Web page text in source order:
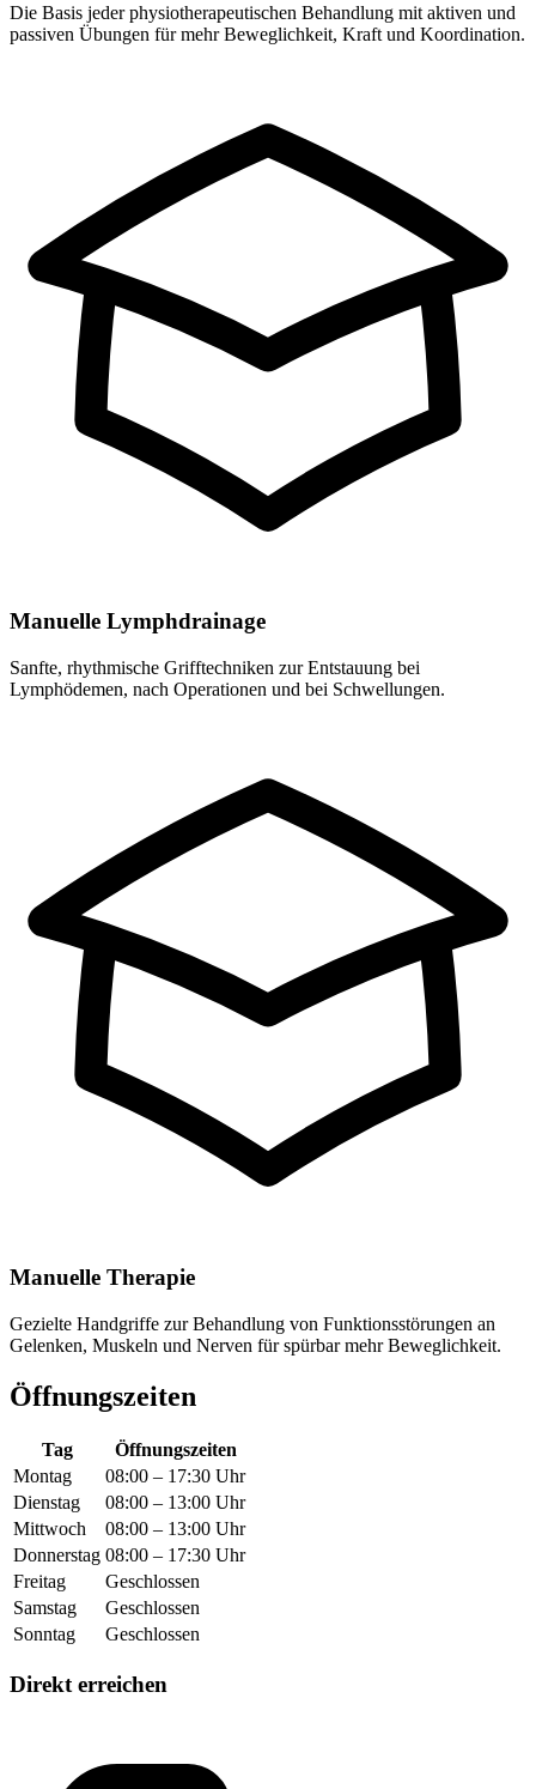
Die Basis jeder physiotherapeutischen Behandlung mit aktiven und
passiven Übungen für mehr Beweglichkeit, Kraft und Koordination.
Manuelle Lymphdrainage
Sanfte, rhythmische Grifftechniken zur Entstauung bei
Lymphödemen, nach Operationen und bei Schwellungen.
Manuelle Therapie
Gezielte Handgriffe zur Behandlung von Funktionsstörungen an
Gelenken, Muskeln und Nerven für spürbar mehr Beweglichkeit.
Öffnungszeiten
Tag
Öffnungszeiten
Montag
08:00 – 17:30 Uhr
Dienstag
08:00 – 13:00 Uhr
Mittwoch
08:00 – 13:00 Uhr
Donnerstag 08:00 – 17:30 Uhr
Freitag
Geschlossen
Samstag
Geschlossen
Sonntag
Geschlossen
Direkt erreichen